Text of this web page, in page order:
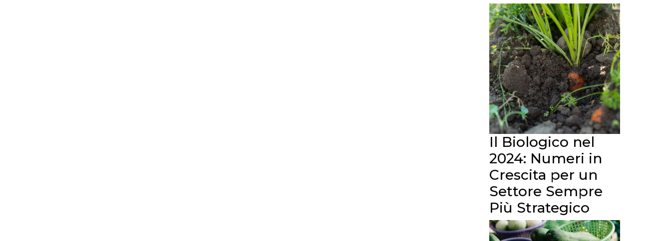
Il Biologico nel
2024: Numeri in
Crescita per un
Settore Sempre
Più Strategico